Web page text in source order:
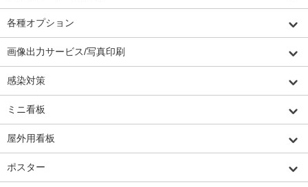
各種オプション
画像出力サービス/写真印刷
感染対策
ミニ看板
屋外用看板
ポスター